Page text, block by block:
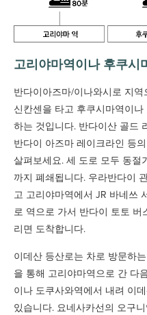
고리야마역이나 후쿠시
반다이아즈마/이나와시로 지
신칸센을 타고 후쿠시마역이
하는 것입니다. 반다이산 골드
반다이 아즈마 레이크라인 등
살펴보세요. 세 도로 모두 동절
까지 폐쇄됩니다. 우라반다이
고 고리야마역에서 JR 바네쓰
로 역으로 가서 반다이 토토 버
리면 도착합니다.
이데산 등산로는 차로 방문하
을 통해 고리야마역으로 간 다
이나 도쿠사와역에서 내려 이
있습니다. 요네사카선의 오구